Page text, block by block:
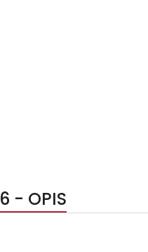
- OPIS